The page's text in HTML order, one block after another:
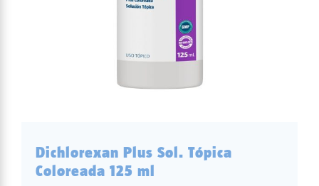
Dichlorexan Plus Sol. Tópica
Coloreada 125 ml